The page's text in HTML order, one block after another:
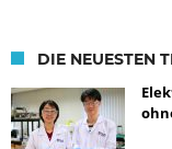
DIE NEUESTEN